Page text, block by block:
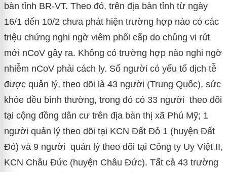
bàn tỉnh BR-VT. Theo đó, trên địa bàn tỉnh từ ngày
16/1 đến 10/2 chưa phát hiện trường hợp nào có các
triệu chứng nghi ngờ viêm phổi cấp do chủng vi rút
mới nCoV gây ra. Không có trường hợp nào nghi ngờ
nhiễm nCoV phải cách ly. Số người có yếu tố dịch tễ
được quản lý, theo dõi là 43 người (Trung Quốc), sức
khỏe đều bình thường, trong đó có 33 người theo dõi
tại cộng đồng dân cư trên địa bàn thị xã Phú Mỹ; 1
người quản lý theo dõi tại KCN Đất Đỏ 1 (huyện Đất
Đỏ) và 9 người quản lý theo dõi tại Công ty Uy Việt II,
KCN Châu Đức (huyện Châu Đức). Tất cả 43 trường